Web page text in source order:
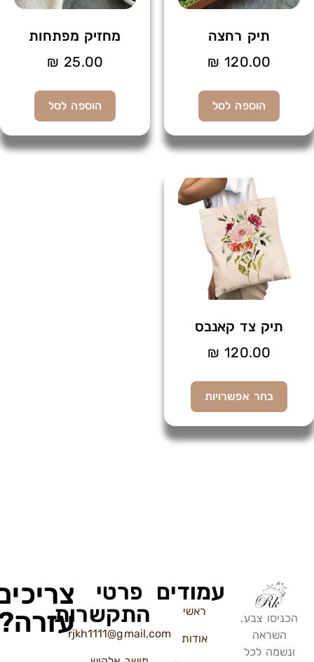
תיק רחצה
₪ 120.00
הוספה לסל
מחזיק מפתחות
₪ 25.00
הוספה לסל
תיק צד קאנבס
₪ 120.00
בחר אפשרויות
הכניסו צבע,
השראה
ונשמה לכל
עמודים
ראשי
אודות
פרטי
התקשרות
rjkh1111@gmail.com